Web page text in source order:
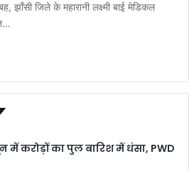
झाँसी जिले के महारानी लक्ष्मी बाई मेडिकल
में करोड़ों का पुल बारिश में धंसा, PWD